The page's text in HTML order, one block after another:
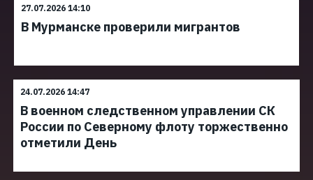
27.07.2026 14:10
В Мурманске проверили мигрантов
24.07.2026 14:47
В военном следственном управлении СК
России по Северному флоту торжественно
отметили День